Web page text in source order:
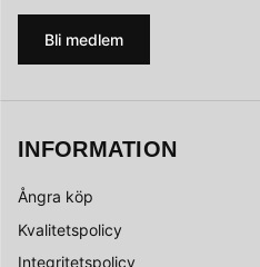
Bli medlem
INFORMATION
Ångra köp
Kvalitetspolicy
Integritetspolicy